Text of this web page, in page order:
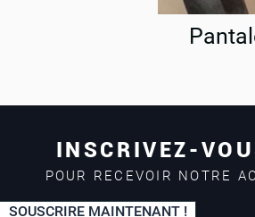
INSCRIVEZ-
POUR RECEVOIR NOTRE
SOUSCRIRE MAINTENANT !